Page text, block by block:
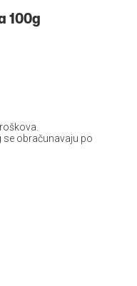
100g
se obračunavaju po